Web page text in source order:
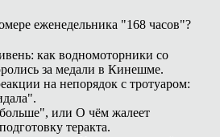
еженедельника "168 часов"?
как водномоторники со
за медали в Кинешме.
на непорядок с тротуаром:
или О чём жалеет
теракта.